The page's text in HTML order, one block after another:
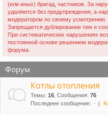
(или иных) бригад, частников. За
удаляются без предупреждения, а
модератором по своему усмотрению.
Запрещается дублирование тем и
При систематических нарушениях
постоянной основе решением
форума.
Форум
Котлы отопления
Темы: 16 Сообщения: 76
Последнее сообщение: -